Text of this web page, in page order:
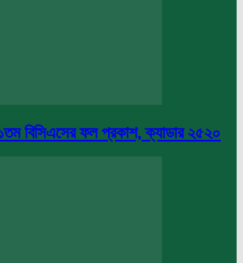
বিসিএসের ফল প্রকাশ, ক্যাডার ২৫২০